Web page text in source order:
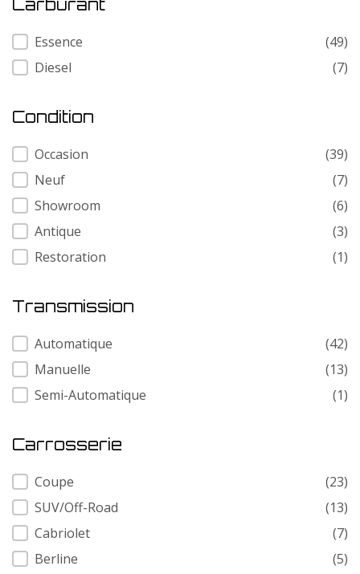
Carburant
Carburant
Essence
(49)
Diesel
(7)
Condition
Condition
Occasion
(39)
Neuf
(7)
Showroom
(6)
Antique
(3)
Restoration
(1)
Transmission
Transmission
Automatique
(42)
Manuelle
(13)
Semi-Automatique
(1)
Carrosserie
Carrosserie
Coupe
(23)
SUV/Off-Road
(13)
Cabriolet
(7)
Berline
(5)